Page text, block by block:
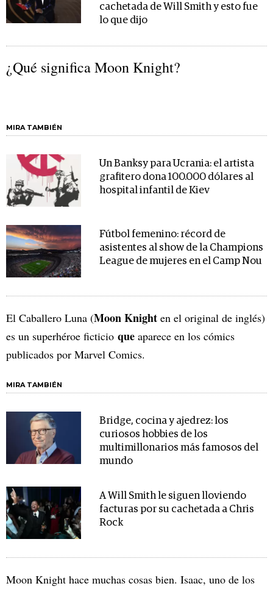
cachetada de Will Smith y esto fue
lo que dijo
¿Qué significa Moon Knight?
MIRA TAMBIÉN
Un Banksy para Ucrania: el artista
grafitero dona 100.000 dólares al
hospital infantil de Kiev
Fútbol femenino: récord de
asistentes al show de la Champions
League de mujeres en el Camp Nou
El Caballero Luna (Moon Knight en el original de inglés)
es un superhéroe ficticio que aparece en los cómics
publicados por Marvel Comics.
MIRA TAMBIÉN
Bridge, cocina y ajedrez: los
curiosos hobbies de los
multimillonarios más famosos del
mundo
A Will Smith le siguen lloviendo
facturas por su cachetada a Chris
Rock
Moon Knight hace muchas cosas bien. Isaac, uno de los